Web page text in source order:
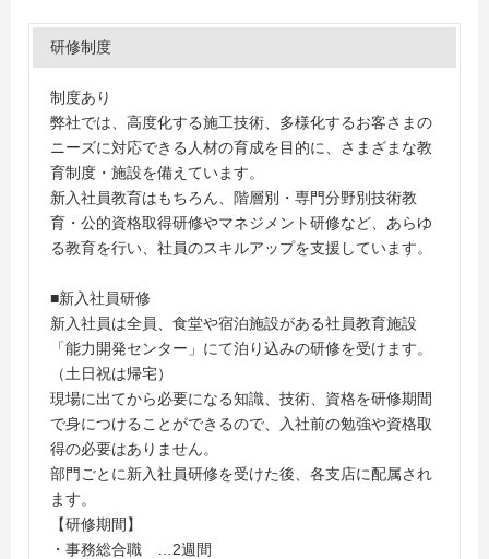
研修制度
制度あり
弊社では、高度化する施工技術、多様化するお客さまの
ニーズに対応できる人材の育成を目的に、さまざまな教
育制度・施設を備えています。
新入社員教育はもちろん、階層別・専門分野別技術教
育・公的資格取得研修やマネジメント研修など、あらゆ
る教育を行い、社員のスキルアップを支援しています。
■新入社員研修
新入社員は全員、食堂や宿泊施設がある社員教育施設
「能力開発センター」にて泊り込みの研修を受けます。
（土日祝は帰宅）
現場に出てから必要になる知識、技術、資格を研修期間
で身につけることができるので、入社前の勉強や資格取
得の必要はありません。
部門ごとに新入社員研修を受けた後、各支店に配属され
ます。
【研修期間】
・事務総合職 …2週間